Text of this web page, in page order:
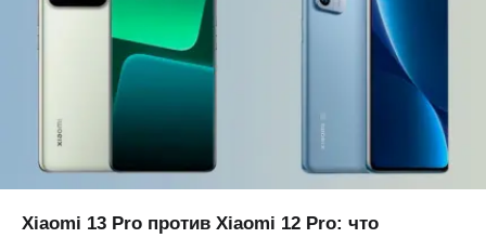
Xiaomi 13 Pro против Xiaomi 12 Pro: что